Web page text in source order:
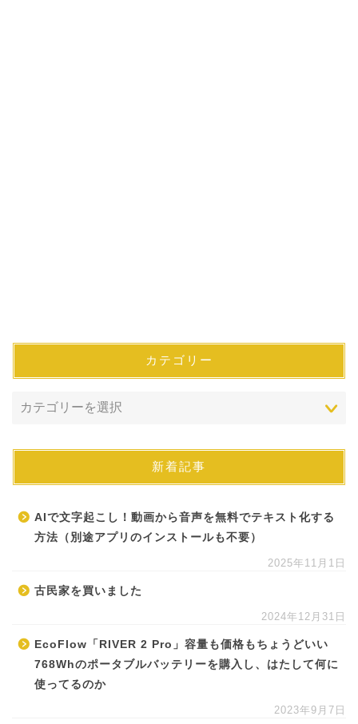
カテゴリー
新着記事
AIで文字起こし！動画から音声を無料でテキスト化する
方法（別途アプリのインストールも不要）
2025年11月1日
古民家を買いました
2024年12月31日
EcoFlow「RIVER 2 Pro」容量も価格もちょうどいい
768Whのポータブルバッテリーを購入し、はたして何に
使ってるのか
2023年9月7日